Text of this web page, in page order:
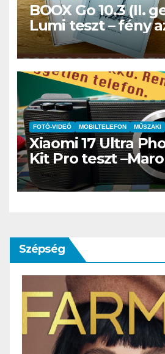
BOOX Go 10.3 (II.
Lumi teszt – fény
éjszakában, fél
családi
FOTÓ-VIDEÓ MOBILTELEFON MŰSZAKI
Xiaomi 17 Ultra
Kit Pro teszt
hegyek és az a
bizonyospillanat,
Szépség